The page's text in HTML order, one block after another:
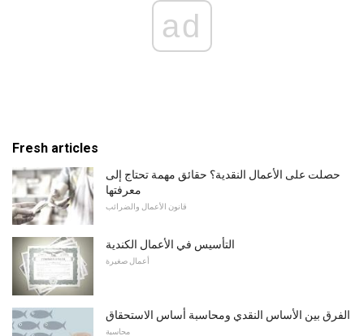
ad
Fresh articles
حصلت على الأعمال النقدية؟ حقائق مهمة تحتاج إلى
معرفتها
قانون الأعمال والضرائب
التأسيس في الأعمال الكندية
أعمال صغيرة
الفرق بين الأساس النقدي ومحاسبة أساس الاستحقاق
محاسبة